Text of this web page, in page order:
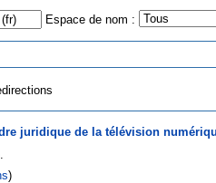
Espace de nom :
juridique de la télévision
)